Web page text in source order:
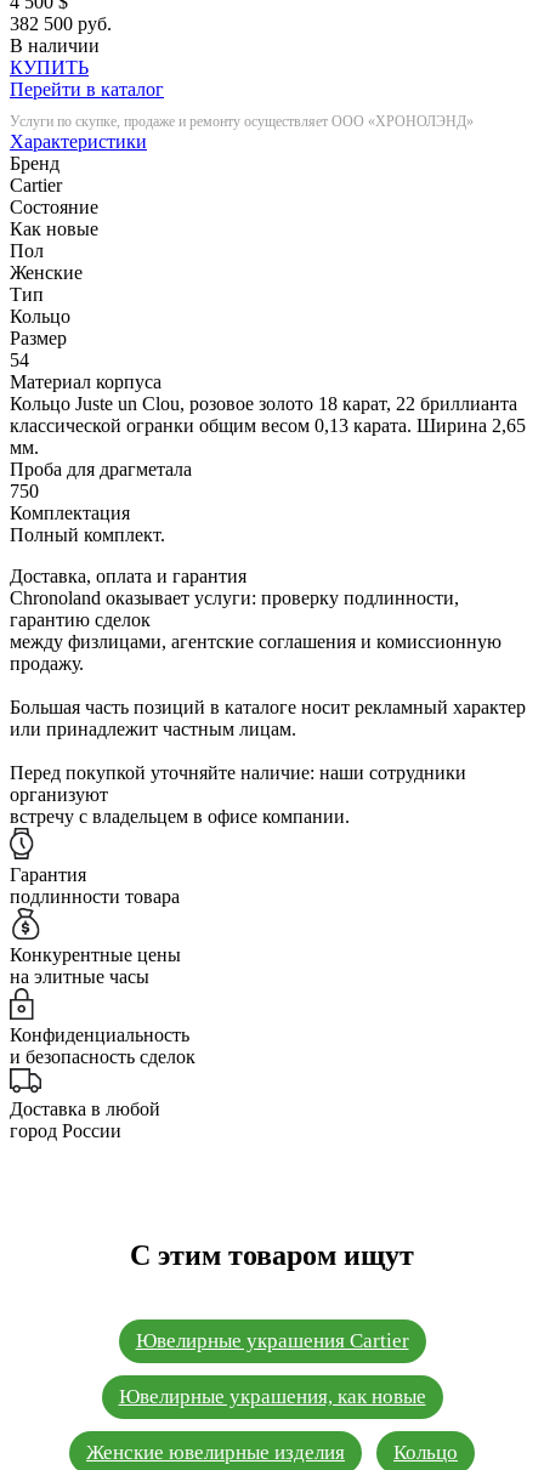
382 500 руб.
В наличии
КУПИТЬ
Перейти в каталог
Услуги по скупке, продаже и ремонту осуществляет ООО «ХРОНОЛЭНД»
Характеристики
Бренд
Cartier
Состояние
Как новые
Пол
Женские
Тип
Кольцо
Размер
54
Материал корпуса
Кольцо Juste un Clou, розовое золото 18 карат, 22 бриллианта
классической огранки общим весом 0,13 карата. Ширина 2,65
мм.
Проба для драгметала
750
Комплектация
Полный комплект.
Доставка, оплата и гарантия
Chronoland оказывает услуги: проверку подлинности,
гарантию сделок
между физлицами, агентские соглашения и комиссионную
продажу.
Большая часть позиций в каталоге носит рекламный характер
или принадлежит частным лицам.
Перед покупкой уточняйте наличие: наши сотрудники
организуют
встречу с владельцем в офисе компании.
Гарантия
подлинности товара
Конкурентные цены
на элитные часы
Конфиденциальность
и безопасность сделок
Доставка в любой
город России
С этим товаром ищут
Ювелирные украшения Cartier
Ювелирные украшения, как новые
Женские ювелирные изделия Кольцо